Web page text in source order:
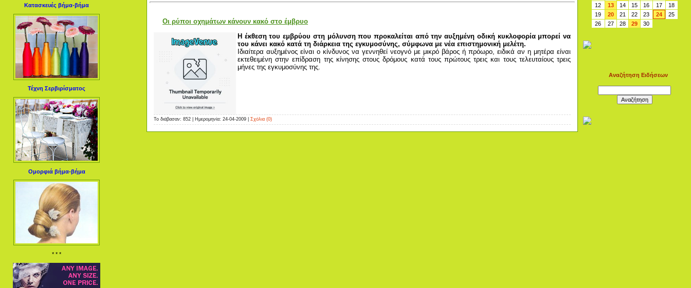
Κατασκευές βήμα-βήμα
Τέχνη Σερβιρίσματος
Ομορφιά βήμα-βήμα
* * *
Οι ρύποι οχημάτων κάνουν κακό στο έμβρυο
Η έκθεση του εμβρύου στη μόλυνση που προκαλείται από την αυξημένη οδική κυκλοφορία μπορεί να
του κάνει κακό κατά τη διάρκεια της εγκυμοσύνης, σύμφωνα με νέα επιστημονική μελέτη.
Ιδιαίτερα αυξημένος είναι ο κίνδυνος να γεννηθεί νεογνό με μικρό βάρος ή πρόωρο, ειδικά αν η μητέρα είναι
εκτεθειμένη στην επίδραση της κίνησης στους δρόμους κατά τους πρώτους τρεις και τους τελευταίους τρεις
μήνες της εγκυμοσύνης της.
Το διάβασαν: 852 | Ημερομηνία: 24-04-2009 Σχόλια (0)
12
13 14 15 16 17
18
19
20 21 22 23 24
25
26
27 28 29 30
Αναζήτηση Ειδήσεων